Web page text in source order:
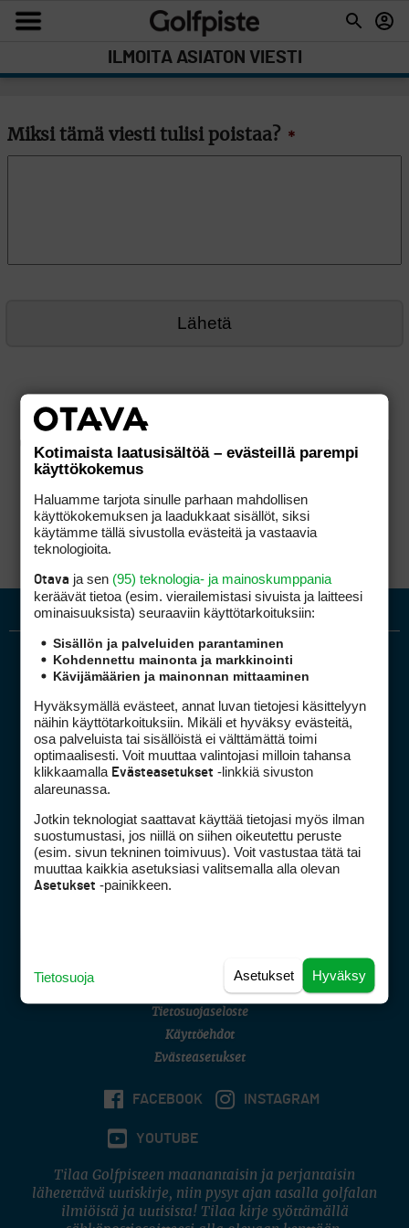
ILMOITA ASIATON VIESTI
Miksi tämä viesti tulisi poistaa? *
Golfpiste mediakortti
Golfpisteen yhteystiedot
DSA avoimuusraportti
Asiakaspalvelu
(digi) digi@otavamedia.fi
Tietosuojaseloste
Käyttöehdot
Evästeasetukset
FACEBOOK INSTAGRAM
YOUTUBE
Tilaa Golfpisteen maanantaisin ja perjantaisin
lähetettävä uutiskirje, niin pysyt ajan tasalla golfalan
ilmiöistä ja uutisista! Tilaa kirje syöttämällä
Kotimaista laatusisältöä – evästeillä parempi
käyttökokemus
Haluamme tarjota sinulle parhaan mahdollisen
käyttökokemuksen ja laadukkaat sisällöt, siksi
käytämme tällä sivustolla evästeitä ja vastaavia
teknologioita.
Otava ja sen (95) teknologia- ja mainoskumppania
keräävät tietoa (esim. vierailemis­tasi sivuista ja laitteesi
ominaisuuk­sista) seuraaviin käyttötarkoituksiin:
Sisällön ja palveluiden parantaminen
Kohdennettu mainonta ja markkinointi
Kävijämäärien ja mainonnan mittaaminen
Hyväksymällä evästeet, annat luvan tietojesi käsittelyyn
näihin käyttötarkoituksiin. Mikäli et hyväksy evästeitä,
osa palveluista tai sisällöistä ei välttämättä toimi
optimaalisesti. Voit muuttaa valintojasi milloin tahansa
klikkaamalla Evästeasetukset -linkkiä sivuston
alareunassa.
Jotkin teknologiat saattavat käyttää tietojasi myös ilman
suostumustasi, jos niillä on siihen oikeutettu peruste
(esim. sivun tekninen toimivuus). Voit vastustaa tätä tai
muuttaa kaikkia asetuksiasi valitsemalla alla olevan
Asetukset -painikkeen.
Hyväksy
Asetukset
Tietosuoja